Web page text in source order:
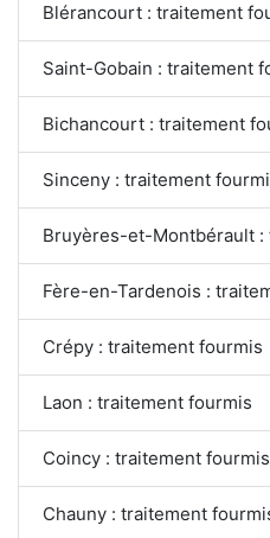
Blérancourt : traitement
Saint-Gobain : traitement
Bichancourt : traitement
Sinceny : traitement
Bruyères-et-Montbérault
Fère-en-Tardenois :
Crépy : traitement fourmis
Laon : traitement fourmis
Coincy : traitement fourmis
Chauny : traitement